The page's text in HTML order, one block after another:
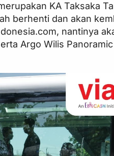
KA Taksaka
berhenti dan akan
nantinya
Argo Wilis